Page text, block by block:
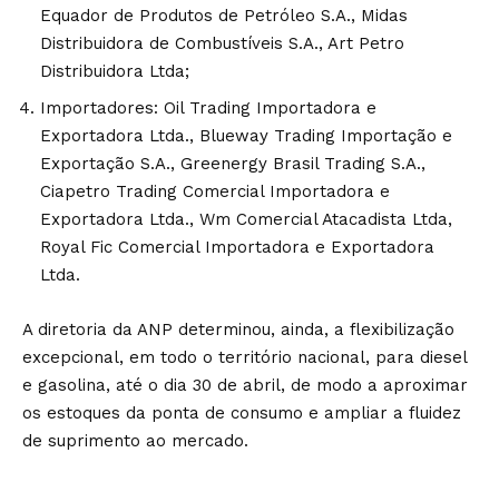
Equador de Produtos de Petróleo S.A., Midas
Distribuidora de Combustíveis S.A., Art Petro
Distribuidora Ltda;
Importadores: Oil Trading Importadora e
Exportadora Ltda., Blueway Trading Importação e
Exportação S.A., Greenergy Brasil Trading S.A.,
Ciapetro Trading Comercial Importadora e
Exportadora Ltda., Wm Comercial Atacadista Ltda,
Royal Fic Comercial Importadora e Exportadora
Ltda.
A diretoria da ANP determinou, ainda, a flexibilização
excepcional, em todo o território nacional, para diesel
e gasolina, até o dia 30 de abril, de modo a aproximar
os estoques da ponta de consumo e ampliar a fluidez
de suprimento ao mercado.